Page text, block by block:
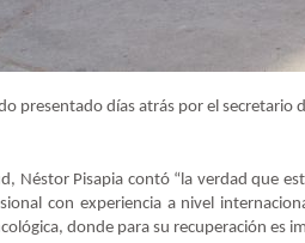
presentado días atrás por el
Néstor Pisapia contó “la verdad que
con experiencia a nivel
donde para su recuperación es